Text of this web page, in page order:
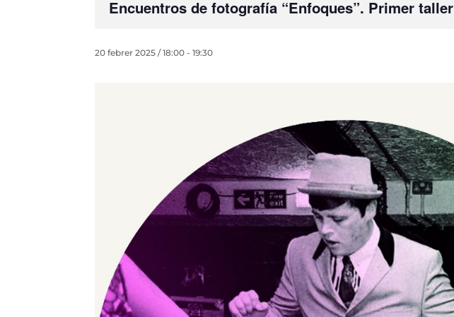
Encuentros de fotografía “Enfoques”. Primer taller
20 febrer 2025 / 18:00 -19:30